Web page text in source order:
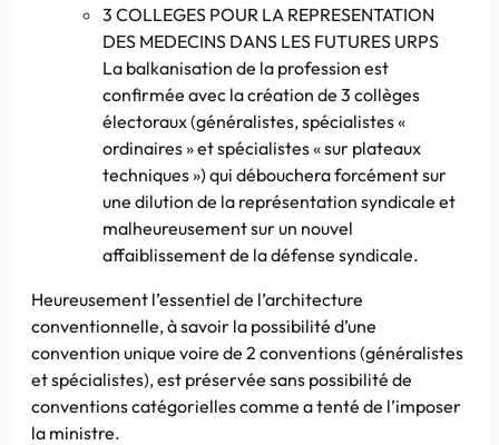
3 COLLEGES POUR LA REPRESENTATION
DES MEDECINS DANS LES FUTURES URPS
La balkanisation de la profession est
confirmée avec la création de 3 collèges
électoraux (généralistes, spécialistes «
ordinaires » et spécialistes « sur plateaux
techniques ») qui débouchera forcément sur
une dilution de la représentation syndicale et
malheureusement sur un nouvel
affaiblissement de la défense syndicale.
Heureusement l’essentiel de l’architecture
conventionnelle, à savoir la possibilité d’une
convention unique voire de 2 conventions (généralistes
et spécialistes), est préservée sans possibilité de
conventions catégorielles comme a tenté de l’imposer
la ministre.